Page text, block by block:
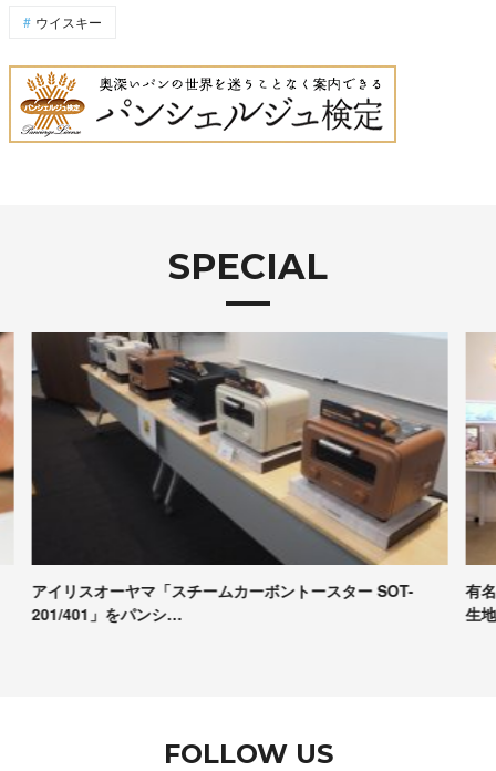
ウイスキー
SPECIAL
有名パンシェルジュたちが本音で評価！Pascoの冷凍パン
生地試食＆座談会レポート
【
コ
FOLLOW US